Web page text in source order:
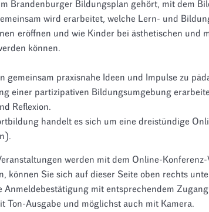
Brandenburger Bildungsplan gehört, mit dem
wird erarbeitet, welche Lern- und
eröffnen und wie Kinder bei ästhetischen und
können.
gemeinsam praxisnahe Ideen und Impulse zu
einer partizipativen Bildungsumgebung
Reflexion.
handelt es sich um eine dreistündige
werden mit dem Online-
können Sie sich auf dieser Seite oben rechts
Anmeldebestätigung mit entsprechendem
Ton-Ausgabe und möglichst auch mit Kamera.